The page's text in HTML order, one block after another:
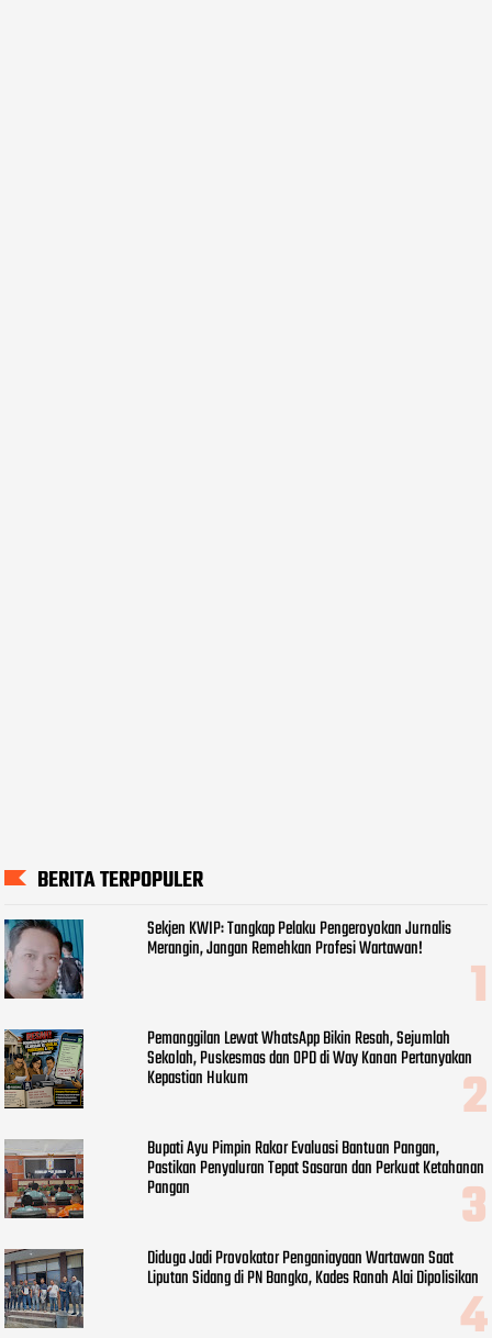
BERITA TERPOPULER
Sekjen KWIP: Tangkap Pelaku Pengeroyokan Jurnalis
Merangin, Jangan Remehkan Profesi Wartawan!
Pemanggilan Lewat WhatsApp Bikin Resah, Sejumlah
Sekolah, Puskesmas dan OPD di Way Kanan Pertanyakan
Kepastian Hukum
Bupati Ayu Pimpin Rakor Evaluasi Bantuan Pangan,
Pastikan Penyaluran Tepat Sasaran dan Perkuat Ketahanan
Pangan
Diduga Jadi Provokator Penganiayaan Wartawan Saat
Liputan Sidang di PN Bangko, Kades Ranah Alai Dipolisikan